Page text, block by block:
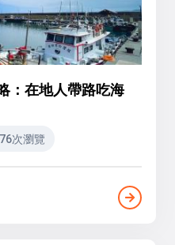
：在地人帶路吃海
次瀏覽